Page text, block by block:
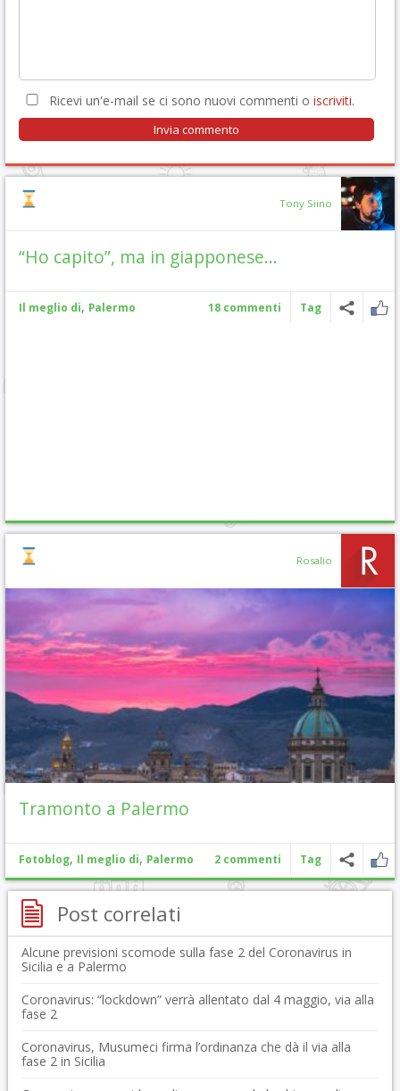
Ricevi un'e-mail se ci sono nuovi commenti o iscriviti.
Tony Siino
“Ho capito”, ma in giapponese…
Il meglio di, Palermo 18 commenti Tag
Rosalio
Tramonto a Palermo
Fotoblog, Il meglio di, Palermo 2 commenti Tag
Post correlati
Alcune previsioni scomode sulla fase 2 del Coronavirus in
Sicilia e a Palermo
Coronavirus: “lockdown” verrà allentato dal 4 maggio, via alla
fase 2
Coronavirus, Musumeci firma l’ordinanza che dà il via alla
fase 2 in Sicilia